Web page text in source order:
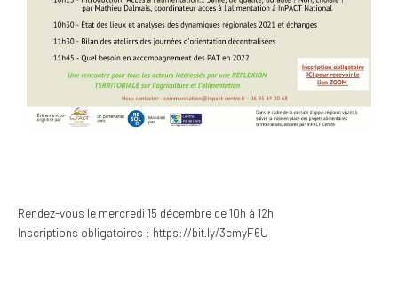
Rendez-vous le mercredi 15 décembre de 10h à 12h
Inscriptions obligatoires : https://bit.ly/3cmyF6U